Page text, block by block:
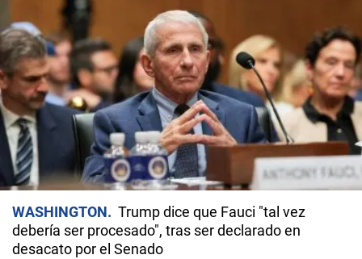
WASHINGTON
Trump dice que Fauci "tal vez
debería ser procesado", tras ser declarado en
desacato por el Senado